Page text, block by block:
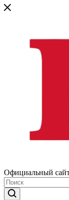
Официальный